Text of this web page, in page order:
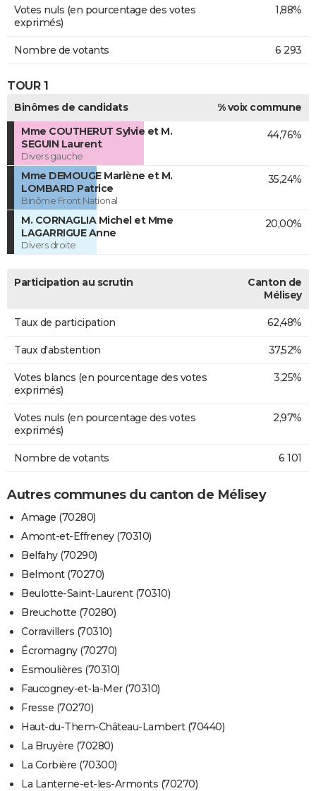
Votes nuls (en pourcentage des votes
exprimés)
1,88%
Nombre de votants 6 293
TOUR 1
Binômes de candidats
% voix commune
Mme COUTHERUT Sylvie et M.
SEGUIN Laurent
Divers gauche
44,76%
Mme DEMOUGE Marlène et M.
LOMBARD Patrice
Binôme Front National
35,24%
M. CORNAGLIA Michel et Mme
LAGARRIGUE Anne
Divers droite
20,00%
Participation au scrutin
Canton de
Mélisey
Taux de participation 62,48%
Taux d'abstention 37,52%
Votes blancs (en pourcentage des votes
exprimés)
3,25%
Votes nuls (en pourcentage des votes
exprimés)
2,97%
Nombre de votants 6 101
Autres communes du canton de Mélisey
Amage (70280)
Amont-et-Effreney (70310)
Belfahy (70290)
Belmont (70270)
Beulotte-Saint-Laurent (70310)
Breuchotte (70280)
Corravillers (70310)
Écromagny (70270)
Esmoulières (70310)
Faucogney-et-la-Mer (70310)
Fresse (70270)
Haut-du-Them-Château-Lambert (70440)
La Bruyère (70280)
La Corbière (70300)
La Lanterne-et-les-Armonts (70270)